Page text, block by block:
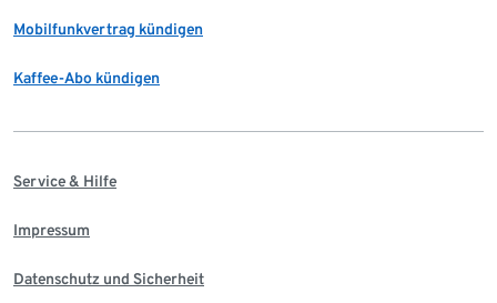
Mobilfunkvertrag kündigen
Kaffee-Abo kündigen
Service & Hilfe
Impressum
Datenschutz und Sicherheit